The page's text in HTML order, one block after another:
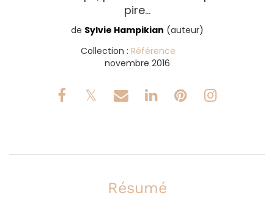
pire...
de Sylvie Hampikian (auteur)
Collection : Référence
novembre 2016
Résumé